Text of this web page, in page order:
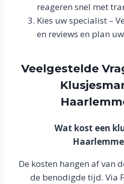
reageren snel met
Kies uw specialist –
en reviews en plan
Veelgestelde
Wat kost een
De kosten hangen af van
de benodigde tijd. Via